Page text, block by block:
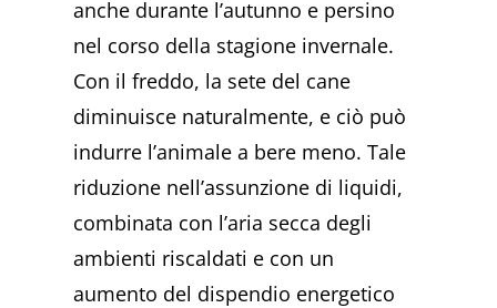
anche durante l’autunno e persino
nel corso della stagione invernale.
Con il freddo, la sete del cane
diminuisce naturalmente, e ciò può
indurre l’animale a bere meno. Tale
riduzione nell’assunzione di liquidi,
combinata con l’aria secca degli
ambienti riscaldati e con un
aumento del dispendio energetico